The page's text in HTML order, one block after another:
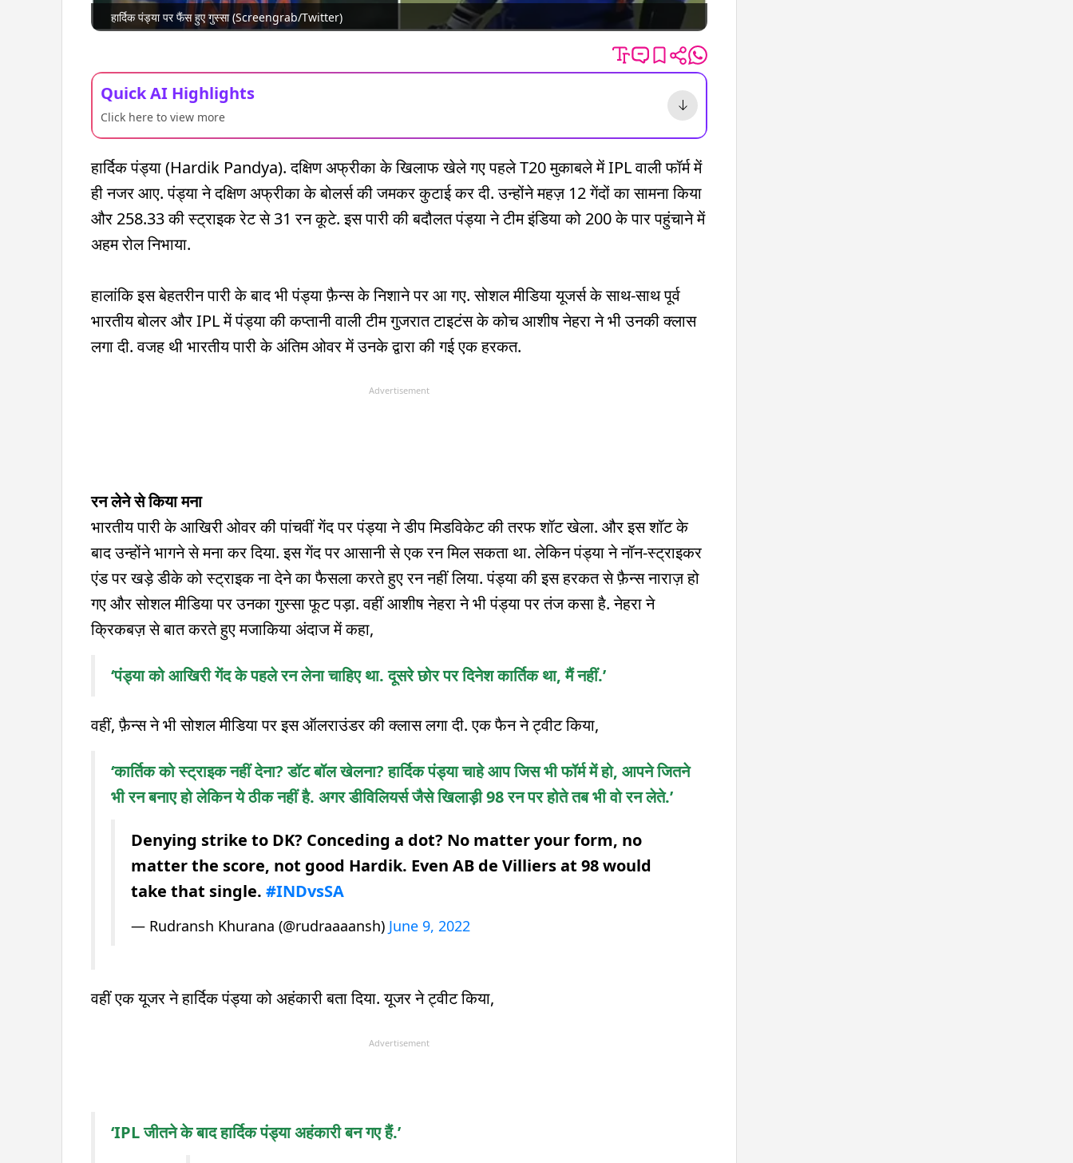
हार्दिक पंड्या पर फैंस हुए गुस्सा (Screengrab/Twitter)
Quick AI Highlights
Click here to view more
हार्दिक पंड्या (Hardik Pandya). दक्षिण अफ्रीका के खिलाफ खेले गए पहले T20 मुकाबले में IPL वाली फॉर्म में
ही नजर आए. पंड्या ने दक्षिण अफ्रीका के बोलर्स की जमकर कुटाई कर दी. उन्होंने महज़ 12 गेंदों का सामना किया
और 258.33 की स्ट्राइक रेट से 31 रन कूटे. इस पारी की बदौलत पंड्या ने टीम इंडिया को 200 के पार पहुंचाने में
अहम रोल निभाया.
हालांकि इस बेहतरीन पारी के बाद भी पंड्या फ़ैन्स के निशाने पर आ गए. सोशल मीडिया यूजर्स के साथ-साथ पूर्व
भारतीय बोलर और IPL में पंड्या की कप्तानी वाली टीम गुजरात टाइटंस के कोच आशीष नेहरा ने भी उनकी क्लास
लगा दी. वजह थी भारतीय पारी के अंतिम ओवर में उनके द्वारा की गई एक हरकत.
Advertisement
रन लेने से किया मना
भारतीय पारी के आखिरी ओवर की पांचवीं गेंद पर पंड्या ने डीप मिडविकेट की तरफ शॉट खेला. और इस शॉट के
बाद उन्होंने भागने से मना कर दिया. इस गेंद पर आसानी से एक रन मिल सकता था. लेकिन पंड्या ने नॉन-स्ट्राइकर
एंड पर खड़े डीके को स्ट्राइक ना देने का फैसला करते हुए रन नहीं लिया. पंड्या की इस हरकत से फ़ैन्स नाराज़ हो
गए और सोशल मीडिया पर उनका गुस्सा फूट पड़ा. वहीं आशीष नेहरा ने भी पंड्या पर तंज कसा है. नेहरा ने
क्रिकबज़ से बात करते हुए मजाकिया अंदाज में कहा,
‘पंड्या को आखिरी गेंद के पहले रन लेना चाहिए था. दूसरे छोर पर दिनेश कार्तिक था, मैं नहीं.’
वहीं, फ़ैन्स ने भी सोशल मीडिया पर इस ऑलराउंडर की क्लास लगा दी. एक फैन ने ट्वीट किया,
‘कार्तिक को स्ट्राइक नहीं देना? डॉट बॉल खेलना? हार्दिक पंड्या चाहे आप जिस भी फॉर्म में हो, आपने जितने
भी रन बनाए हो लेकिन ये ठीक नहीं है. अगर डीविलियर्स जैसे खिलाड़ी 98 रन पर होते तब भी वो रन लेते.’
Denying strike to DK? Conceding a dot? No matter your form, no
matter the score, not good Hardik. Even AB de Villiers at 98 would
take that single. #INDvsSA
— Rudransh Khurana (@rudraaaansh) June 9, 2022
वहीं एक यूजर ने हार्दिक पंड्या को अहंकारी बता दिया. यूजर ने ट्वीट किया,
Advertisement
‘IPL जीतने के बाद हार्दिक पंड्या अहंकारी बन गए हैं.’